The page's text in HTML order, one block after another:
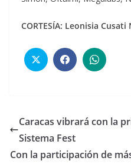
CORTESÍA: Leonisia Cusati
Caracas vibrará con la
Sistema Fest
Con la participación de